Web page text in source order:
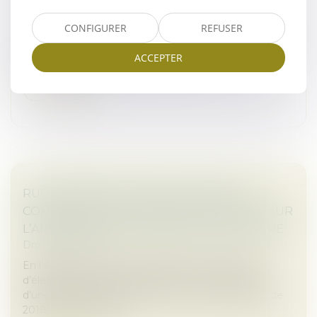
La Cour de cassation a, dans un récent, mis un terme à
l’affaire concernant les réclamations portées par plus
d’une centaine de chauffeurs de taxi...
RUPTURE BRUTALE DES RELATIONS
COMMERCIALES ÉTABLIES : PRÉCISIONS SUR
L’APPRÉCIATION DU PRÉAVIS DE RUPTURE
En l’espèce, une société distribuant des appareils
d’électrostimulation avait informé son fournisseur
d’une réduction progressive de ses achats à partir de
2018, pour atteindre...
CONFIGURER REFUSER
ACCEPTER